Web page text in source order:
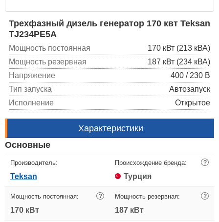
Трехфазный дизель генератор 170 квт Teksan
TJ234PE5A
Мощность постоянная
170 кВт (213 кВА)
Мощность резервная
187 кВт (234 кВА)
Напряжение
400 / 230 В
Тип запуска
Автозапуск
Исполнение
Открытое
Характеристики
Основные
Производитель:
Teksan
Происхождение бренда: ?
Турция
Мощность постоянная: ?
170 кВт
Мощность резервная: ?
187 кВт